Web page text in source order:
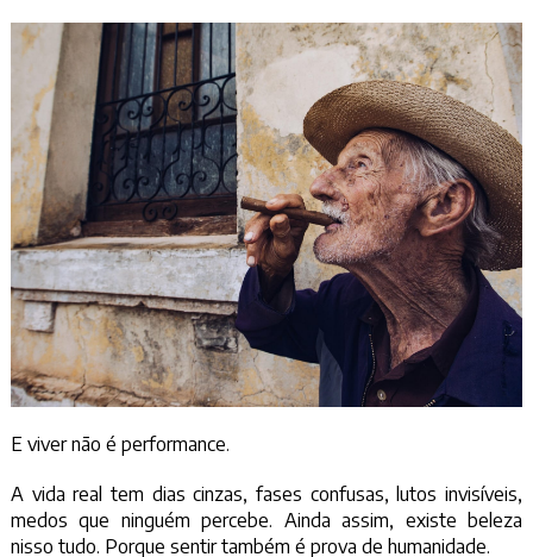
E viver não é performance.
A vida real tem dias cinzas, fases confusas, lutos invisíveis,
medos que ninguém percebe. Ainda assim, existe beleza
nisso tudo. Porque sentir também é prova de humanidade.